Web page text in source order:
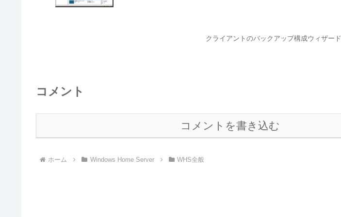
クライアントのバックアップ構成ウィザード
コメント
コメントを書き込む
ホーム Windows Home Server WHS全般